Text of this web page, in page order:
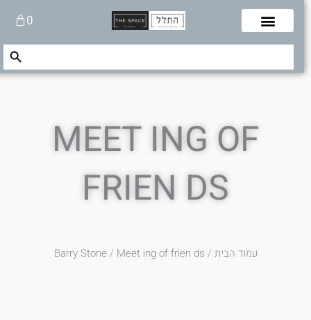
0עגלת
קניות
Search
Search Button
MEET ING OF
FRIEN DS
עמוד הבית/
Barry Stone/ Meet ing of frien ds